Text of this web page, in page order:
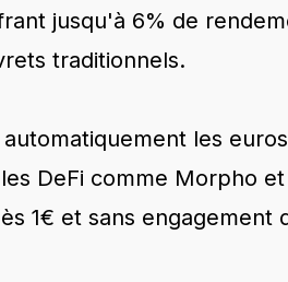
jusqu'à 6% de
traditionnels.
les
DeFi comme Morpho
1€ et sans engagement